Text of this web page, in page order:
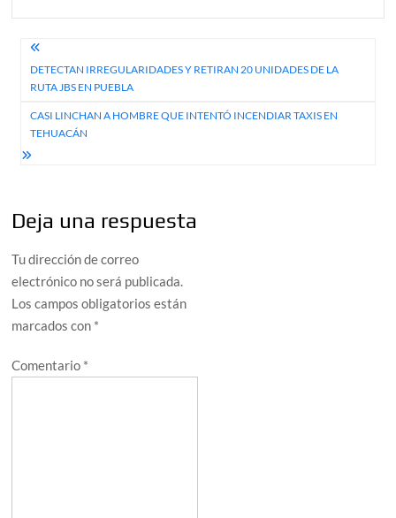
Navegación
de
entradas
DETECTAN IRREGULARIDADES Y RETIRAN 20 UNIDADES DE LA
RUTA JBS EN PUEBLA
CASI LINCHAN A HOMBRE QUE INTENTÓ INCENDIAR TAXIS EN
TEHUACÁN
Deja una respuesta
Tu dirección de correo
electrónico no será publicada.
Los campos obligatorios están
marcados con *
Comentario *